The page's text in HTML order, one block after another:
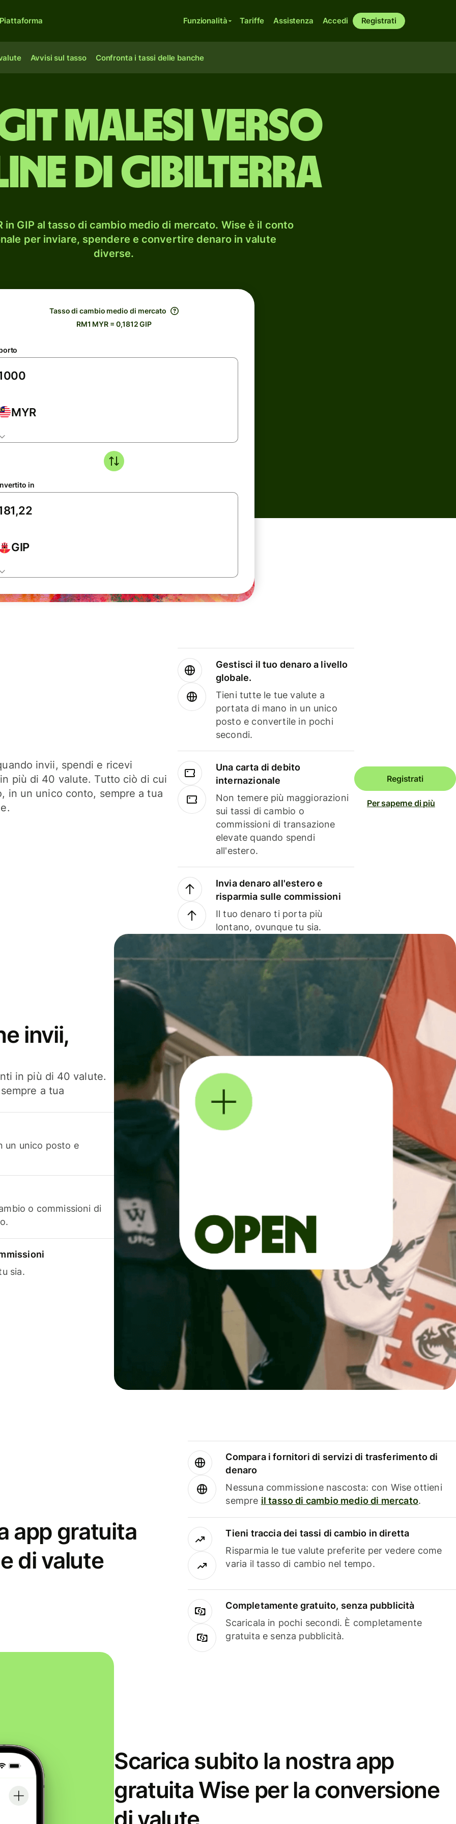
Funzionalità Tariffe Assistenza Accedi Registrati
Avvisi sul tasso Confronta i tassi delle banche
malesi verso
di Gibilterra
in GIP al tasso di cambio medio di mercato. Wise è il conto
per inviare, spendere e convertire denaro in valute
diverse.
Tasso di cambio medio di mercato
RM1 MYR = 0,1812 GIP
MYR
in
GIP
invii, spendi e ricevi
più di 40 valute. Tutto ciò di cui
in un unico conto, sempre a tua
Gestisci il tuo denaro a livello
globale.
Tieni tutte le tue valute a
portata di mano in un unico
posto e convertile in pochi
secondi.
Una carta di debito
internazionale
Non temere più maggiorazioni
sui tassi di cambio o
commissioni di transazione
elevate quando spendi
all'estero.
Invia denaro all'estero e
risparmia sulle commissioni
Il tuo denaro ti porta più
lontano, ovunque tu sia.
Registrati
Per saperne di più
invii,
in più di 40 valute.
a tua
un unico posto e
o commissioni di
sia.
app gratuita
di valute
Compara i fornitori di servizi di trasferimento di
denaro
Nessuna commissione nascosta: con Wise ottieni
sempre il tasso di cambio medio di mercato.
Tieni traccia dei tassi di cambio in diretta
Risparmia le tue valute preferite per vedere come
varia il tasso di cambio nel tempo.
Completamente gratuito, senza pubblicità
Scaricala in pochi secondi. È completamente
gratuita e senza pubblicità.
Scarica subito la nostra app
gratuita Wise per la conversione